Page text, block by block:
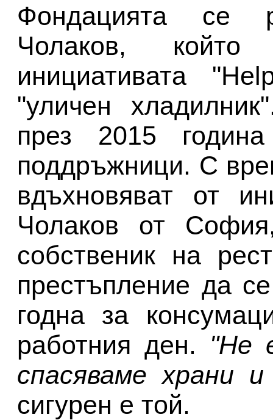
Фондацията се
Чолаков,
инициативата
"уличен
през 2015
поддръжници. С
вдъхновяват от
Чолаков от
собственик на
престъпление да
годна за
работния ден. "Не
спасяваме храни
сигурен е той.